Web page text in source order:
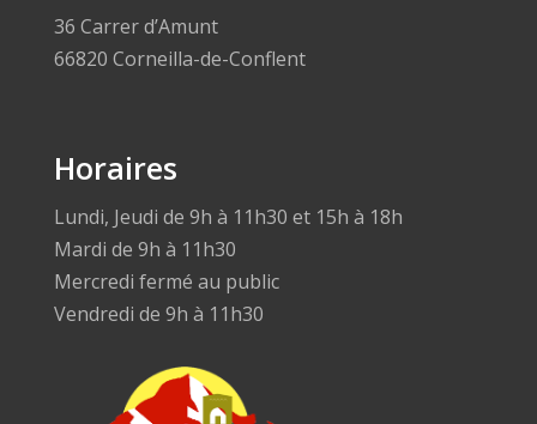
36 Carrer d’Amunt
66820 Corneilla-de-Conflent
Horaires
Lundi, Jeudi de 9h à 11h30 et 15h à 18h
Mardi de 9h à 11h30
Mercredi fermé au public
Vendredi de 9h à 11h30